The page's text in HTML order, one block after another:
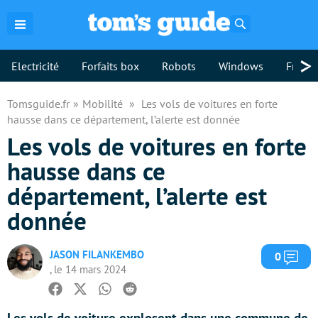
Electricité Forfaits box Robots Windows >
Tomsguide.fr Mobilité
Les vols de voitures en forte
hausse dans ce département, l’alerte est donnée
Les vols de voitures en forte
hausse dans ce
département, l’alerte est
donnée
JASON FILANKEMBO
, le 14 mars 2024
0
Facebook
TwitterWhatsapp
Reddit